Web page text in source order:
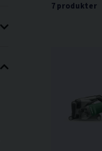
7 produkter